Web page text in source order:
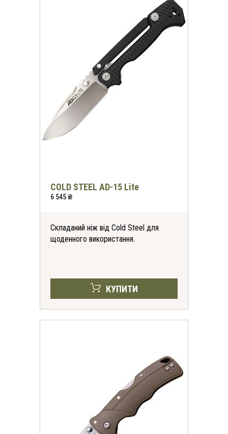
COLD STEEL AD-15 Lite
6 545 ₴
Складаний ніж від Cold Steel для
щоденного використання.
КУПИТИ